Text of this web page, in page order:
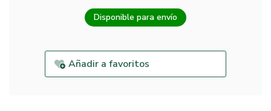
Disponible para envío
Añadir a favoritos